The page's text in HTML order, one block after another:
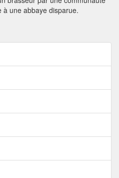
à une abbaye disparue.